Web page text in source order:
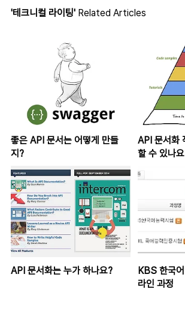
'테크니컬 라이팅' Related Articles
좋은 API 문서는 어떻게 만들
지?
API 문서화
할 수 있나
API 문서화는 누가 하나요?
KBS 한국
라인 과정